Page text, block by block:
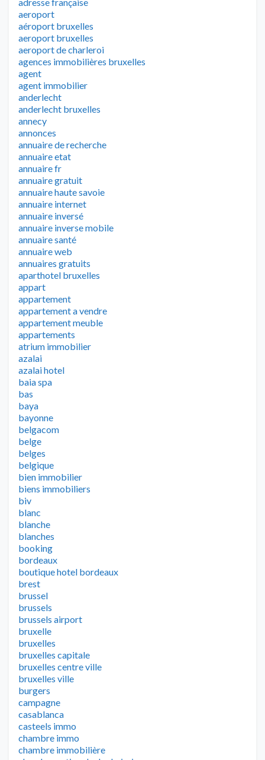
aeroport
aéroport bruxelles
aeroport bruxelles
aeroport de charleroi
agences immobilières bruxelles
agent
agent immobilier
anderlecht
anderlecht bruxelles
annecy
annonces
annuaire de recherche
annuaire etat
annuaire fr
annuaire gratuit
annuaire haute savoie
annuaire internet
annuaire inversé
annuaire inverse mobile
annuaire santé
annuaire web
annuaires gratuits
aparthotel bruxelles
appart
appartement
appartement a vendre
appartement meuble
appartements
atrium immobilier
azalai
azalai hotel
baia spa
bas
baya
bayonne
belgacom
belge
belges
belgique
bien immobilier
biens immobiliers
biv
blanc
blanche
blanches
booking
bordeaux
boutique hotel bordeaux
brest
brussel
brussels
brussels airport
bruxelle
bruxelles
bruxelles capitale
bruxelles centre ville
bruxelles ville
burgers
campagne
casablanca
casteels immo
chambre immo
chambre immobilière